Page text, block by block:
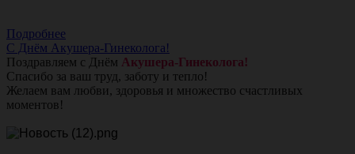
Подробнее
С Днём Акушера-Гинеколога!
Поздравляем с Днём Акушера-Гинеколога!
Спасибо за ваш труд, заботу и тепло!
Желаем вам любви, здоровья и множество счастливых
моментов!